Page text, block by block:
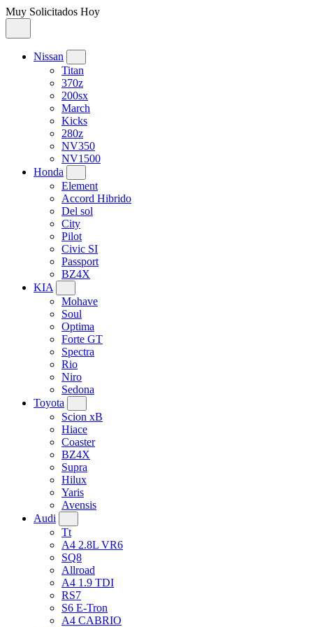
Muy Solicitados Hoy
Nissan
Titan
370z
200sx
March
Kicks
280z
NV350
NV1500
Honda
Element
Accord Hibrido
Del sol
City
Pilot
Civic SI
Passport
BZ4X
KIA
Mohave
Soul
Optima
Forte GT
Spectra
Rio
Niro
Sedona
Toyota
Scion xB
Hiace
Coaster
BZ4X
Supra
Hilux
Yaris
Avensis
Audi
Tt
A4 2.8L VR6
SQ8
Allroad
A4 1.9 TDI
RS7
S6 E-Tron
A4 CABRIO